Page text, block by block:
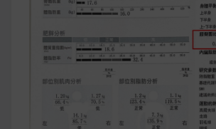
2020 年最新蛋白粉終極指
七大經典健身疑問，不要再